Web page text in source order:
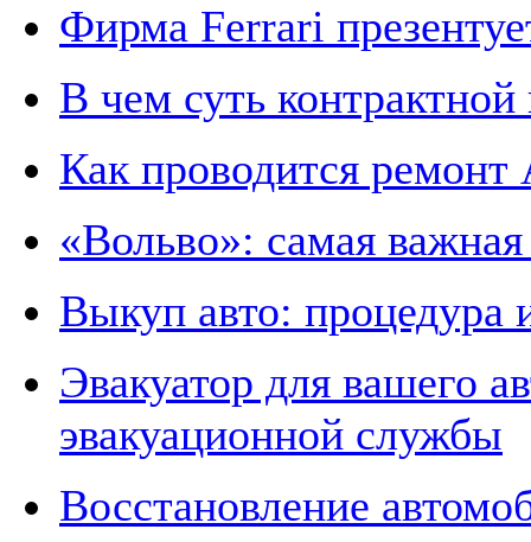
Фирма Ferrari
В чем суть контрактной
Как проводится ремонт
«Вольво»: самая
Выкуп авто: процедура
Эвакуатор для вашего
эвакуационной службы
Восстановление